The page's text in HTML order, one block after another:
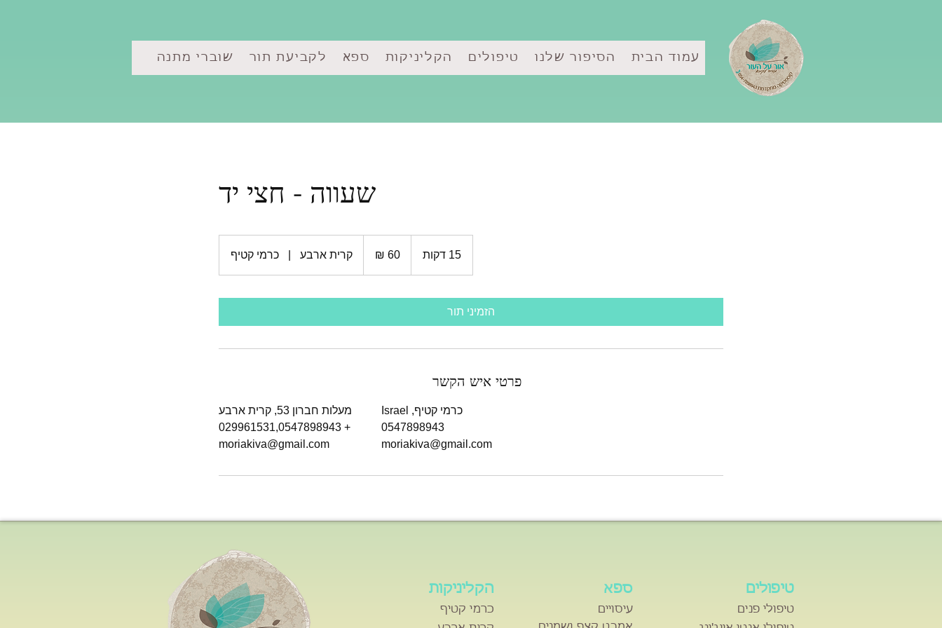
עמוד הבית הסיפור שלנו טיפולים הקליניקות ספא לקביעת תור שוברי מתנה
שעווה - חצי יד
15 דקות
חדשים
‏60 ‏₪ קרית ארבע כרמי קטיף
הזמיני תור
פרטי איש הקשר
מעלות חברון 53, קרית ארבע
+ 029961531,0547898943
moriakiva@gmail.com
כרמי קטיף, Israel
0547898943
moriakiva@gmail.com
הקליניקות
כרמי קטיף
ספא
עיסויים
טיפולים
טיפולי פנים